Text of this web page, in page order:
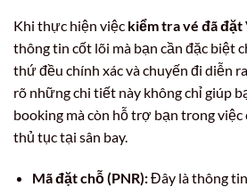
Khi thực hiện việc kiểm tra vé đã
thông tin cốt lõi mà bạn cần đặc biệt
thứ đều chính xác và chuyến đi diễn
rõ những chi tiết này không chỉ giúp
booking mà còn hỗ trợ bạn trong việc
thủ tục tại sân bay.
Mã đặt chỗ (PNR):Đây là thông